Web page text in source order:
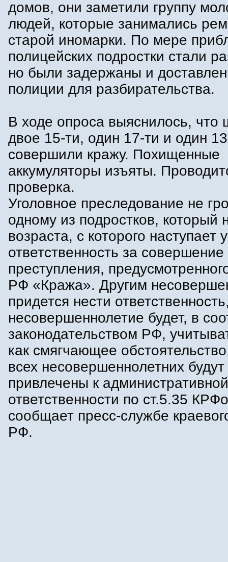
домов, они заметили группу
людей, которые занимались
старой иномарки. По мере
полицейских подростки стали
но были задержаны и
полиции для разбирательства.
В ходе опроса выяснилось, что
двое 15-ти, один 17-ти и один
совершили кражу. Похищенные
аккумуляторы изъяты.
проверка.
Уголовное преследование не
одному из подростков, который
возраста, с которого наступает
ответственность за совершение
преступления,
РФ «Кража». Другим
придется нести
несовершеннолетие будет, в
законодательством РФ,
как смягчающее
всех несовершеннолетних будут
привлечены к административной
ответственности по ст.5.35
сообщает пресс-службе
РФ.